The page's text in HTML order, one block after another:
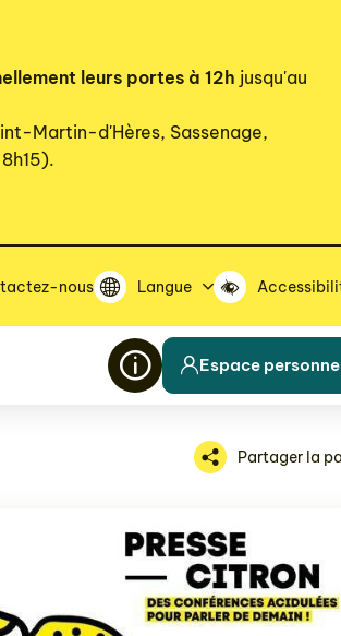
leurs portes à 12h jusqu'au
Martin-d'Hères, Sassenage,
nous Langue
Espace
Partager la